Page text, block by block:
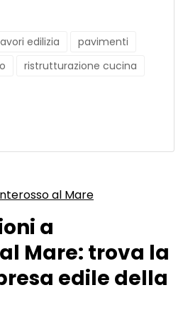
edilizia
pavimenti
ristrutturazione cucina
al Mare
a
Mare: trova la
edile della